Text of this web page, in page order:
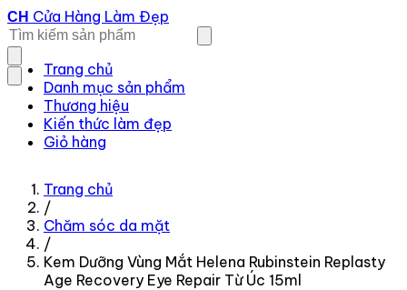
CH Cửa Hàng Làm Đẹp
Trang chủ
Danh mục sản phẩm
Thương hiệu
Kiến thức làm đẹp
Giỏ hàng
Trang chủ
/
Chăm sóc da mặt
/
Kem Dưỡng Vùng Mắt Helena Rubinstein Replasty
Age Recovery Eye Repair Từ Úc 15ml